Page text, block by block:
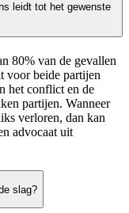
leidt tot het gewenste
80% van de gevallen
voor beide partijen
het conflict en de
partijen. Wanneer
verloren, dan kan
advocaat uit
slag?